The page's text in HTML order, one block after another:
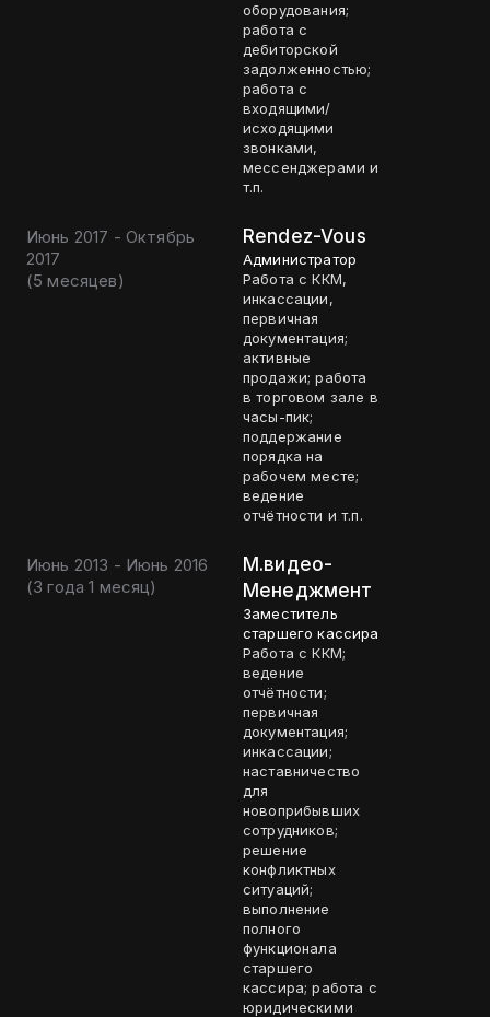
оборудования;
работа с
дебиторской
задолженностью;
работа с
входящими/
исходящими
звонками,
мессенджерами и
т.п.
Июнь 2017 - Октябрь
2017
(5 месяцев)
Rendez-Vous
Администратор
Работа с ККМ,
инкассации,
первичная
документация;
активные
продажи; работа
в торговом зале в
часы-пик;
поддержание
порядка на
рабочем месте;
ведение
отчётности и т.п.
Июнь 2013 - Июнь 2016
(3 года 1 месяц)
М.видео-
Менеджмент
Заместитель
старшего кассира
Работа с ККМ;
ведение
отчётности;
первичная
документация;
инкассации;
наставничество
для
новоприбывших
сотрудников;
решение
конфликтных
ситуаций;
выполнение
полного
функционала
старшего
кассира; работа с
юридическими